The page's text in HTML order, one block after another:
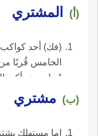
(أ) المشتري
(فك) أحد كواكب
الخامس قُربًا
زُحل، وهو أكبر
(ب) مشتري
إما مستهلك